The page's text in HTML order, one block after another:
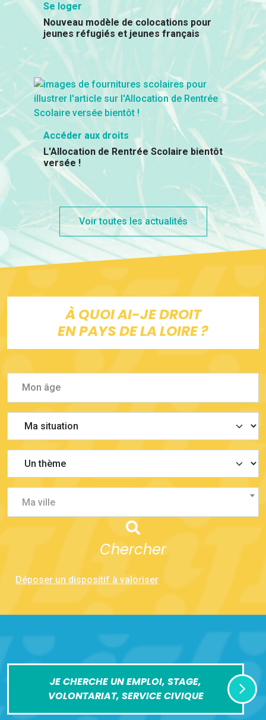
Se loger
Nouveau modèle de colocations pour
jeunes réfugiés et jeunes français
Accéder aux droits
L'Allocation de Rentrée Scolaire bientôt
versée !
Voir toutes les actualités
À QUOI AI-JE DROIT
EN PAYS DE LA LOIRE ?
Ma ville
Chercher
Déposer un dispositif à valoriser
JE CHERCHE UN EMPLOI, STAGE,
VOLONTARIAT, SERVICE CIVIQUE